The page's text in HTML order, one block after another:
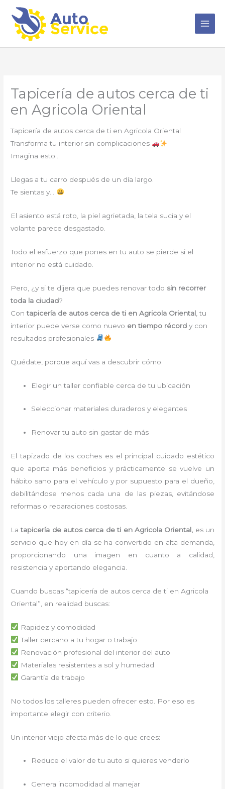
contenido
Tapicería de autos cerca de ti
en Agricola Oriental
Tapicería de autos cerca de ti en Agricola Oriental
Transforma tu interior sin complicaciones
Imagina esto…
Llegas a tu carro después de un día largo.
Te sientas y…
El asiento está roto, la piel agrietada, la tela sucia y el
volante parece desgastado.
Todo el esfuerzo que pones en tu auto se pierde si el
interior no está cuidado.
Pero, ¿y si te dijera que puedes renovar todo sin recorrer
toda la ciudad?
Contapicería de autos cerca de ti en Agricola Oriental , tu
interior puede verse como nuevo en tiempo récord y con
resultados profesionales
Quédate, porque aquí vas a descubrir cómo:
Elegir un taller confiable cerca de tu ubicación
Seleccionar materiales duraderos y elegantes
Renovar tu auto sin gastar de más
El tapizado de los coches es el principal cuidado estético
que aporta más beneficios y prácticamente se vuelve un
hábito sano para el vehículo y por supuesto para el dueño,
debilitándose menos cada una de las piezas, evitándose
reformas o reparaciones costosas.
La tapicería de autos cerca de ti en Agricola Oriental, es un
servicio que hoy en día se ha convertido en alta demanda,
proporcionando una imagen en cuanto a calidad,
resistencia y aportando elegancia.
Cuando buscas “tapicería de autos cerca de ti en Agricola
Oriental”, en realidad buscas:
Rapidez y comodidad
Taller cercano a tu hogar o trabajo
Renovación profesional del interior del auto
Materiales resistentes a sol y humedad
Garantía de trabajo
No todos los talleres pueden ofrecer esto. Por eso es
importante elegir con criterio.
Un interior viejo afecta más de lo que crees:
Reduce el valor de tu auto si quieres venderlo
Genera incomodidad al manejar